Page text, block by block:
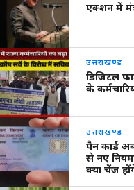
एक्शन में
उत्तराखण्ड
डिजिटल
के
उत्तराखण्ड
पैन कार्ड
से नए
क्या चेंज